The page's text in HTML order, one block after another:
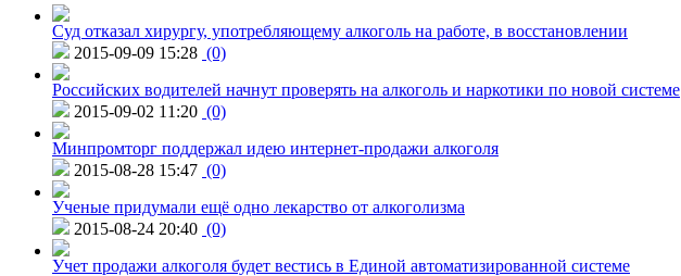
Суд отказал хирургу, употребляющему алкоголь на работе, в восстановлении
2015-09-09 15:28 (0)
Российских водителей начнут проверять на алкоголь и наркотики по новой системе
2015-09-02 11:20 (0)
Минпромторг поддержал идею интернет-продажи алкоголя
2015-08-28 15:47 (0)
Ученые придумали ещё одно лекарство от алкоголизма
2015-08-24 20:40 (0)
Учет продажи алкоголя будет вестись в Единой автоматизированной системе